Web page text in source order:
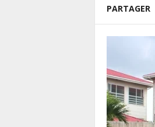
PARTAGER